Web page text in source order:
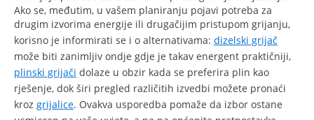
Ako se, međutim, u vašem planiranju pojavi potreba za
drugim izvorima energije ili drugačijim pristupom grijanju,
korisno je informirati se i o alternativama: dizelski grijač
može biti zanimljiv ondje gdje je takav energent praktičniji,
plinski grijači dolaze u obzir kada se preferira plin kao
rješenje, dok širi pregled različitih izvedbi možete pronaći
kroz grijalice. Ovakva usporedba pomaže da izbor ostane